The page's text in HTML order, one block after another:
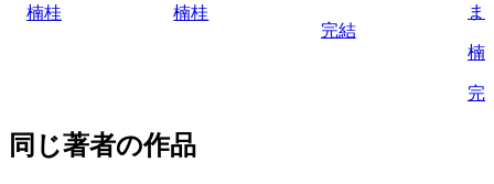
楠桂 楠桂
完結
ま
楠
完
同じ著者の作品